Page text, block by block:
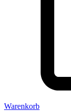
Warenkorb